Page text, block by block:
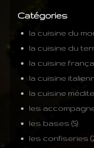
Catégories
la cuisine du
la cuisine du
la cuisine
la cuisine
la cuisine
les
les bases (5)
les confiseries